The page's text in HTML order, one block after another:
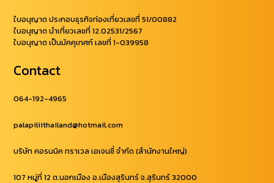
ใบอนุญาต ประกอบธุรกิจท่องเที่ยวเลขที่ 51/00882
ใบอนุญาต นำเที่ยวเลขที่ 12.02531/2567
ใบอนุญาต เป็นมัคคุเทศก์ เลขที่ 1-039958
Contact
064-192-4965
palapiliithailand@hotmail.com
บริษัท คอรนนิค ทราเวล เอเจนซี่ จำกัด (สำนักงานใหญ่)
107 หมู่ที่ 12 ต.นอกเมือง อ.เมืองสุรินทร์ จ.สุรินทร์ 32000